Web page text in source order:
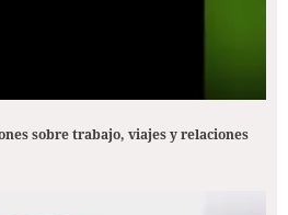
sobre trabajo, viajes y relaciones